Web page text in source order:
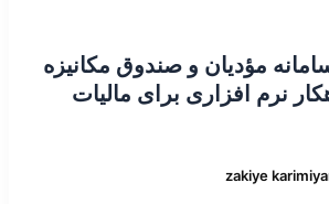
مؤدیان و صندوق مکانیزه
نرم‌ افزاری برای مالیات
zakiye